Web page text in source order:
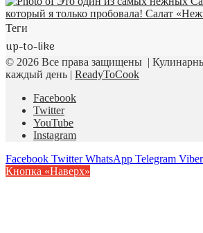
Теги
up-to-like
© 2026 Все права защищены |
каждый день | ReadyToCook
Facebook
Twitter
YouTube
Instagram
Facebook Twitter WhatsApp Telegram Viber
Кнопка «Наверх»